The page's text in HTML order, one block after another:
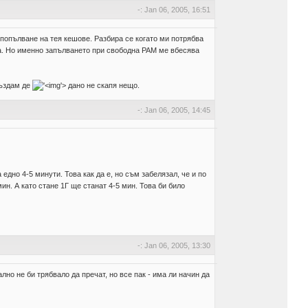
-: Jan 06, 2005, 16:51
на тея кешове. Разбира се когато ми потрябва
Но именно запълването при свободна РАМ ме вбесява
де
'> дано не скапя нещо.
-: Jan 06, 2005, 14:45
4-5 минути. Това как да е, но съм забелязал, че и по
А като стане 1Г ще станат 4-5 мин. Това би било
-: Jan 06, 2005, 13:30
не би трябвало да пречат, но все пак - има ли начин да